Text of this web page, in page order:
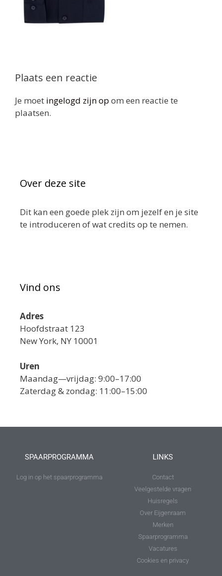
Plaats een reactie
Je moet ingelogd zijn op om een reactie te
plaatsen.
Over deze site
Dit kan een goede plek zijn om jezelf en je site
te introduceren of wat credits op te nemen.
Vind ons
Adres
Hoofdstraat 123
New York, NY 10001
Uren
Maandag—vrijdag: 9:00–17:00
Zaterdag & zondag: 11:00–15:00
SPAARPROGRAMMA
Log in op het spaarprogramma
LINKS
Contact
Veelgestelde vragen
Huisregels
Over Eijgenraam
Merken
Spaarprogramma
Vacatures
Cookies en privacy